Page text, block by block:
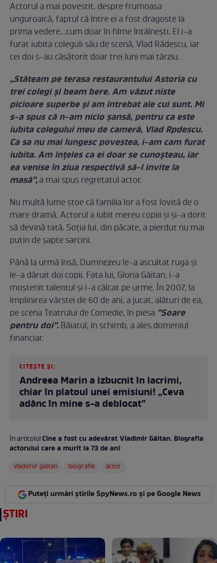
Actorul a mai povestit, despre frumoasa
unguroaică, faptul că între ei a fost dragoste la
prima vedere...cum doar în filme întâlnești. El i-a
furat iubita coleguli său de scenă, Vlad Rădescu, iar
cei doi s-au căsătorit doar trei luni mai târziu.
„Stăteam pe terasa restaurantului Astoria cu
trei colegi și beam bere. Am văzut niste
picioare superbe și am întrebat ale cui sunt. Mi
s-a spus că n-am nicio șansă, pentru ca este
iubita colegului meu de cameră, Vlad Rpdescu.
Ca sa nu mai lungesc povestea, i-am cam furat
iubita. Am înțeles ca ei doar se cunoșteau, iar
ea venise în ziua respectivă să-l invite la
masă”,a mai spus regretatul actor.
Nu multă lume ștoe că familia lor a fost lovită de o
mare dramă. Actorul a iubit mereu copiii și și-a dorit
să devină tată. Soția lui, din păcate, a pierdut nu mai
puțin de șapte sarcini.
Până la urmă însă, Dumnezeu le-a ascultat ruga și
le-a dăruit doi copii. Fata lui, Gloria Găitan, i-a
moștenit talentul și i-a călcat pe urme. În 2007, la
împlinirea vârstei de 60 de ani, a jucat, alături de ea,
pe scena Teatrului de Comedie, în piesa ”Soare
pentru doi”.Băiatul, în schimb, a ales domeniul
financiar.
CITEȘTE ȘI:
Andreea Marin a izbucnit în lacrimi,
chiar în platoul unei emisiuni! „Ceva
adânc în mine s-a deblocat”
În articolulCine a fost cu adevărat Vladimir Găitan. Biografia
actorului care a murit la 73 de ani:
vladimir gaitan
biografie actor
Puteți urmări știrile SpyNews.ro și pe Google News
ȘTIRI